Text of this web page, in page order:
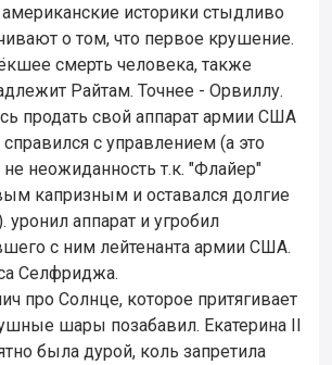
американские историки стыдливо
о том, что первое крушение.
смерть человека, также
Райтам. Точнее - Орвиллу.
продать свой аппарат армии США
с управлением (а это
неожиданность т.к. "Флайер"
капризным и оставался долгие
уронил аппарат и угробил
с ним лейтенанта армии США.
Селфриджа.
про Солнце, которое притягивает
шары позабавил. Екатерина II
была дурой, коль запретила